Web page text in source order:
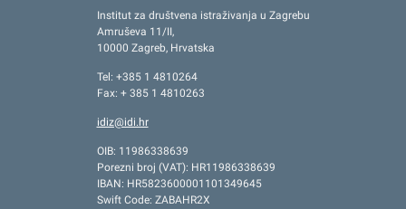
Institut za društvena istraživanja u Zagrebu
Amruševa 11/II,
10000 Zagreb, Hrvatska
Tel: +385 1 4810264
Fax: + 385 1 4810263
idiz@idi.hr
OIB: 11986338639
Porezni broj (VAT): HR11986338639
IBAN: HR5823600001101349645
Swift Code: ZABAHR2X